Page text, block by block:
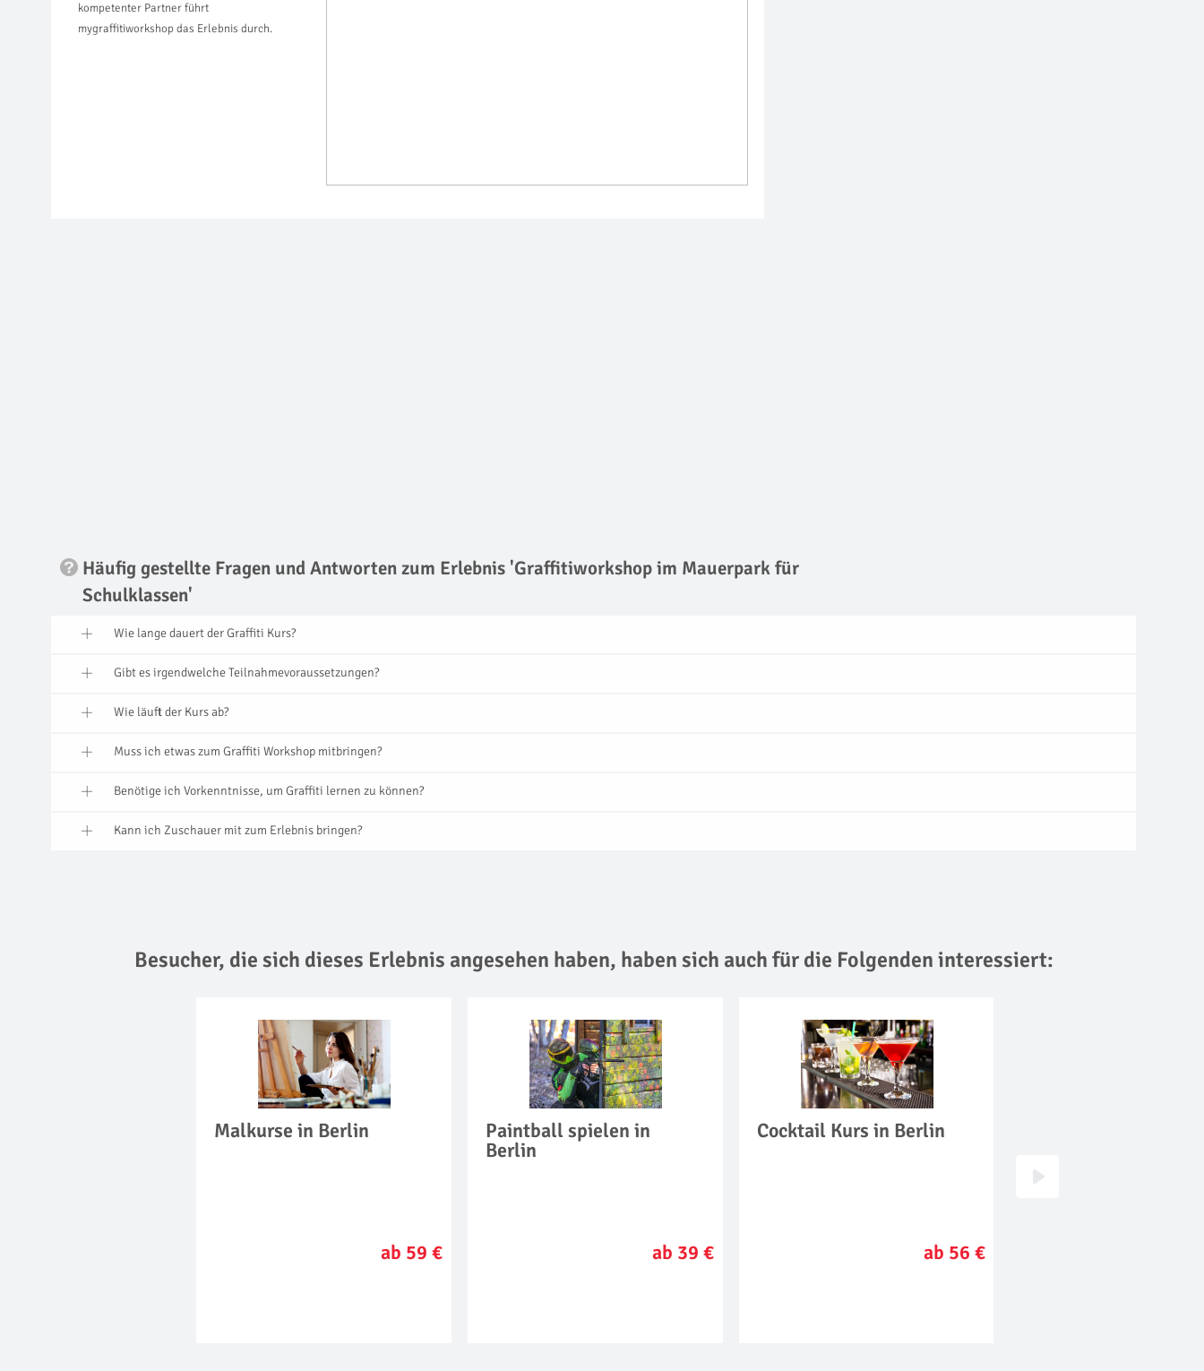
kompetenter Partner führt
mygraffitiworkshop das Erlebnis durch.
Häufig gestellte Fragen und Antworten zum Erlebnis 'Graffitiworkshop im Mauerpark für
Schulklassen'
Wie lange dauert der Graffiti Kurs?
Gibt es irgendwelche Teilnahmevoraussetzungen?
Wie läuft der Kurs ab?
Muss ich etwas zum Graffiti Workshop mitbringen?
Benötige ich Vorkenntnisse, um Graffiti lernen zu können?
Kann ich Zuschauer mit zum Erlebnis bringen?
Besucher, die sich dieses Erlebnis angesehen haben, haben sich auch für die Folgenden interessiert:
Malkurse in Berlin
ab 59 €
Paintball spielen in
Berlin
ab 39 €
Cocktail Kurs in Berlin
ab 56 €